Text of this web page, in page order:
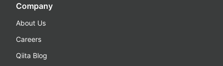
Company
About Us
Careers
Qiita Blog